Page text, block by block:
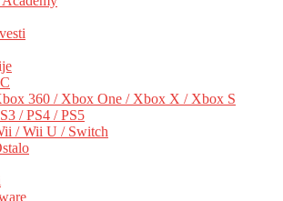
360 / Xbox One / Xbox X / Xbox S
/ PS4 / PS5
/ Wii U / Switch